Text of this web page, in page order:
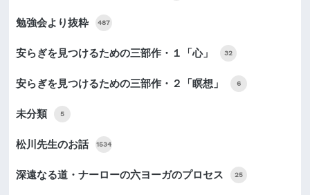
勉強会より抜粋 487
安らぎを見つけるための三部作・１「心」 32
安らぎを見つけるための三部作・２「瞑想」 6
未分類 5
松川先生のお話 1534
深遠なる道・ナーローの六ヨーガのプロセス 25